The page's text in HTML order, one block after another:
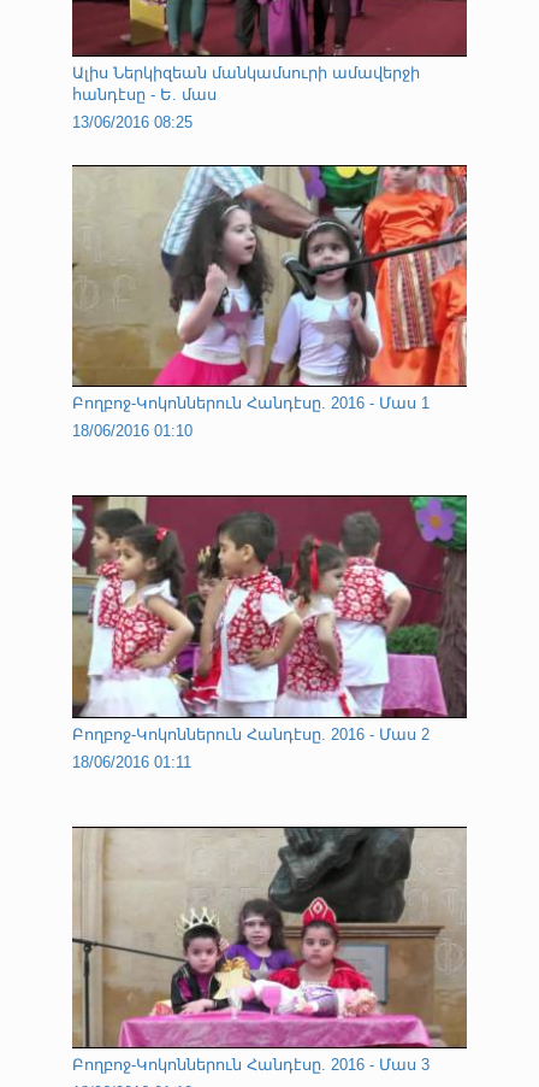
Ալիս Ներկիզեան մանկամսուրի ամավերջի
հանդէսը - Ե. մաս
13/06/2016 08:25
Բողբոջ-Կոկոններուն Հանդէսը. 2016 - Մաս 1
18/06/2016 01:10
Բողբոջ-Կոկոններուն Հանդէսը. 2016 - Մաս 2
18/06/2016 01:11
Բողբոջ-Կոկոններուն Հանդէսը. 2016 - Մաս 3